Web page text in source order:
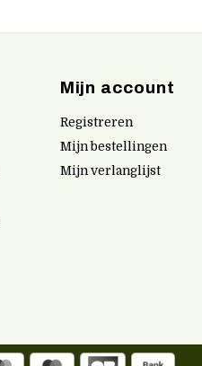
Mijn account
Registreren
Mijn bestellingen
Mijn verlanglijst